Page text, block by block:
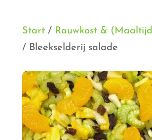
Start/ Rauwkost &
/ Bleekselderij salade